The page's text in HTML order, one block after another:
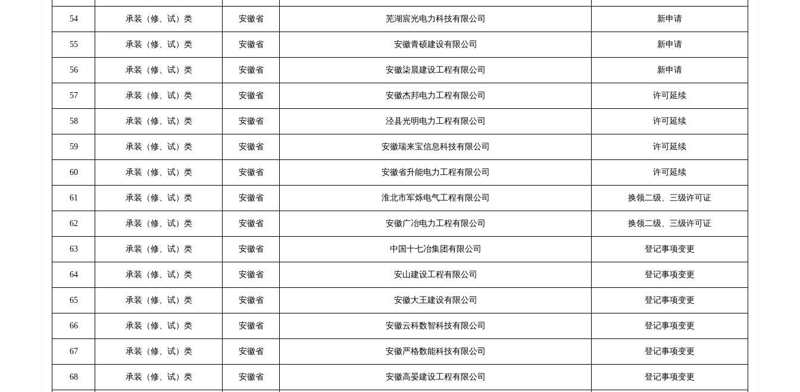
54 承装（修、试）类 安徽省 芜湖宸光电力科技有限公司 新申请
55 承装（修、试）类 安徽省 安徽青硕建设有限公司 新申请
56 承装（修、试）类 安徽省 安徽柒晨建设工程有限公司 新申请
57 承装（修、试）类 安徽省 安徽杰邦电力工程有限公司 许可延续
58 承装（修、试）类 安徽省 泾县光明电力工程有限公司 许可延续
59 承装（修、试）类 安徽省 安徽瑞来宝信息科技有限公司 许可延续
60 承装（修、试）类 安徽省 安徽省升能电力工程有限公司 许可延续
61 承装（修、试）类 安徽省 淮北市军烁电气工程有限公司 换领二级、三级许可证
62 承装（修、试）类 安徽省 安徽广冶电力工程有限公司 换领二级、三级许可证
63 承装（修、试）类 安徽省 中国十七冶集团有限公司 登记事项变更
64 承装（修、试）类 安徽省 安山建设工程有限公司 登记事项变更
65 承装（修、试）类 安徽省 安徽大王建设有限公司 登记事项变更
66 承装（修、试）类 安徽省 安徽云科数智科技有限公司 登记事项变更
67 承装（修、试）类 安徽省 安徽严格数能科技有限公司 登记事项变更
68 承装（修、试）类 安徽省 安徽高晏建设工程有限公司 登记事项变更